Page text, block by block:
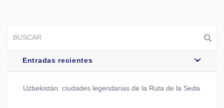
Entradas recientes
Uzbekistán: ciudades legendarias de la Ruta de la Seda